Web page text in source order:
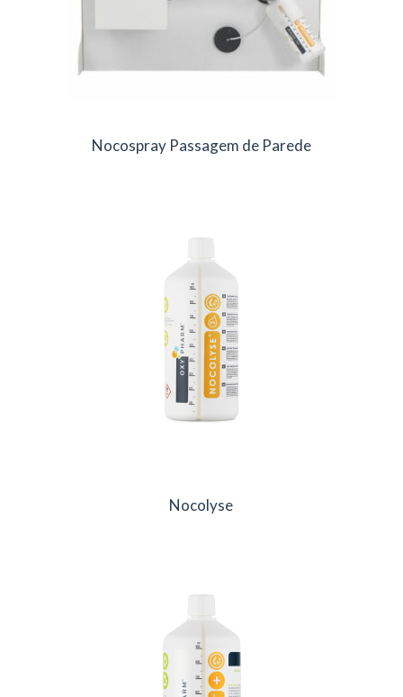
Nocospray Passagem de Parede
Nocolyse